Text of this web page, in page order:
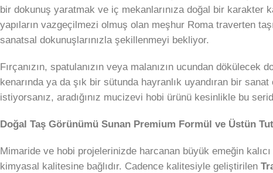
bir dokunuş yaratmak ve iç mekanlarınıza doğal bir karakter
yapıların vazgeçilmezi olmuş olan meşhur Roma traverten
sanatsal dokunuşlarınızla şekillenmeyi bekliyor.
Fırçanızın, spatulanızın veya malanızın ucundan
kenarında ya da şık bir sütunda hayranlık uyandıran bir
istiyorsanız, aradığınız mucizevi hobi ürünü kesinlikle bu
Doğal Taş Görünümü Sunan Premium Formül ve Üstün
Mimaride ve hobi projelerinizde harcanan büyük emeğin
kimyasal kalitesine bağlıdır. Cadence kalitesiyle geliştirilen